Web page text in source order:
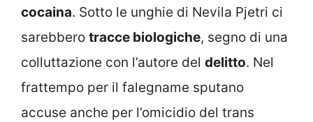
cocaina. Sotto le unghie di Nevila Pjetri ci
sarebbero tracce biologiche, segno di una
colluttazione con l’autore del delitto. Nel
frattempo per il falegname sputano
accuse anche per l’omicidio del trans